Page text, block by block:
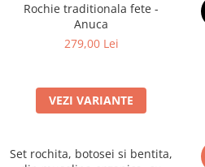
Camasi baieti
Body-uri bebe
Rochie traditionala fete -
Anuca
279,00 Lei
VEZI VARIANTE
Set rochita, botosei si bentita,